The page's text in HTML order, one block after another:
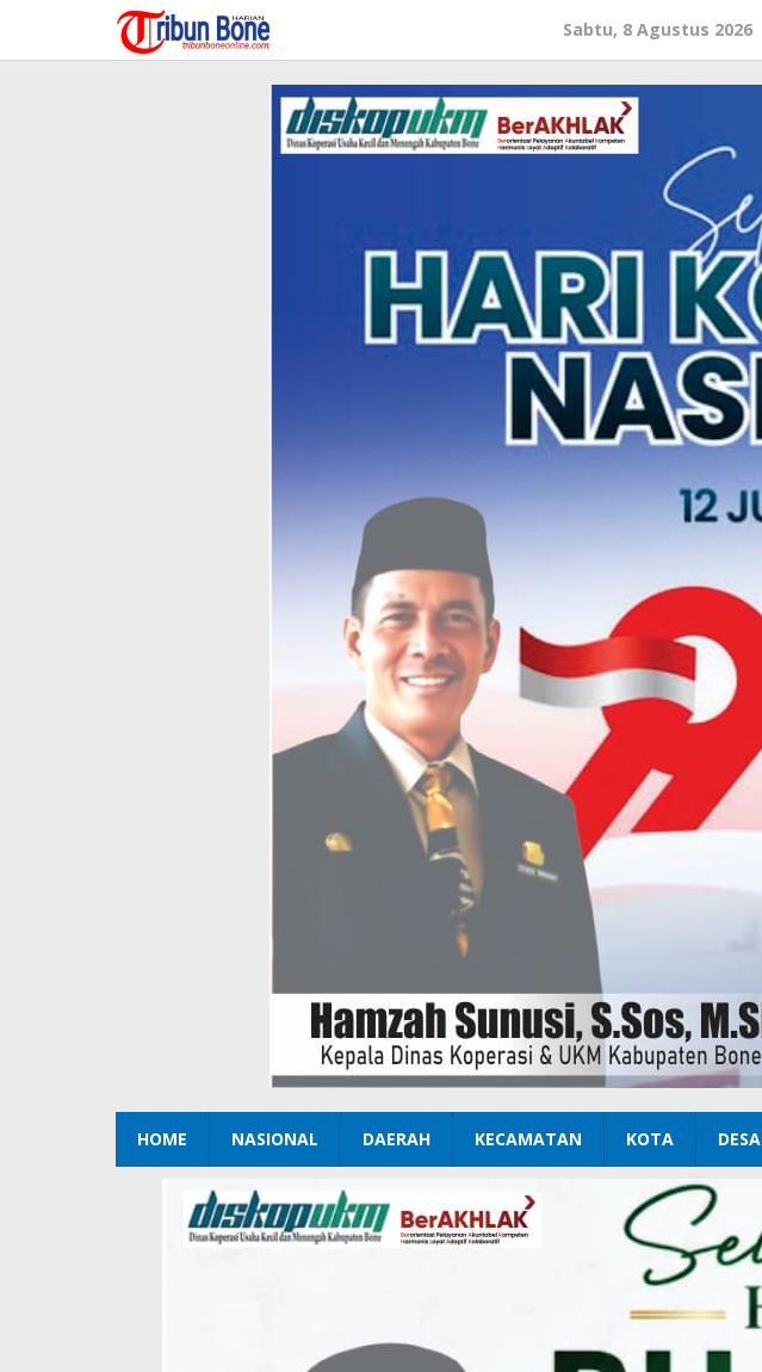
konten
Sabtu, 8 Agustus 2026
HOME NASIONAL DAERAH KECAMATAN KOTA DESA